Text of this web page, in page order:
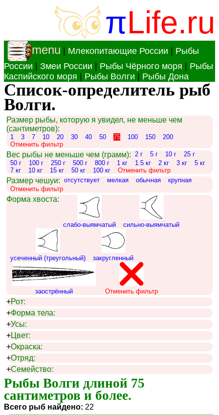
πLife.ru
menu Млекопитающие России
Рыбы
России
Змеи России Рыбы Чёрного моря
Рыбы
Каспийского моря
Рыбы Волги Рыбы Дона
Список-определитель рыб
Волги.
Размер рыбы, которую я увидел, не меньше чем
(сантиметров):
1 3 7 10 20 30 40 50 75 100 150
200
Отменить фильтр
Вес рыбы не меньше чем (грамм): 2 г 5 г 10 г
25 г
50 г
100 г 250 г 500 г 800 г 1 кг 1.5 кг 2 кг 3 кг
5 кг
7 кг
10 кг 15 кг 50 кг 100 кг Отменить фильтр
Размер чешуи: отсутствует мелкая обычная
крупная
Отменить фильтр
Форма хвоста:
слабо-выямчатый сильно-выямчатый
усеченный (треугольный) закругленный
заострённый Отменить фильтр
+Рот:
+Форма тела:
+Усы:
+Цвет:
+Окраска:
+Отряд:
+Семейство:
Рыбы Волги длиной 75
сантиметров и более.
Всего рыб найдено: 22